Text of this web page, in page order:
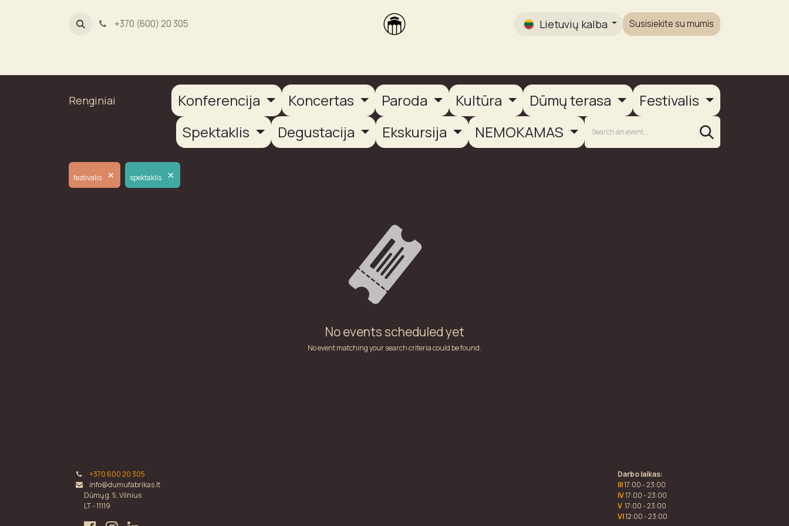
+370 (600) 20 305 Lietuvių kalba Susisiekite su mumis
Renginiai Konferencija Koncertas Paroda Kultūra Dūmų terasa
Festivalis
Spektaklis
Degustacija Ekskursija NEMOKAMAS
festivalis × spektaklis ×
No events scheduled yet
No event matching your search criteria could be found.
+370 600 20 305
info@dumufabrikas.lt
Dūmų g. 5, Vilnius
LT - 11119
Darbo laikas:
III17:00 - 23:00
IV17:00 - 23:00
V 17:00 - 23:00
VI12:00 - 23:00